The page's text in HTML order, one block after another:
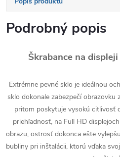
Podrobný popis
Škrabance na
Extrémne pevné sklo je ideálnou
sklo dokonale zabezpečí obrazovku
pritom poskytuje vysokú citlivosť
priehľadnosť, na Full HD
obrazu, ostrosť dokonca ešte
bubliny pri inštalácii, ktorú vďaka